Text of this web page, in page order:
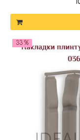
33 %